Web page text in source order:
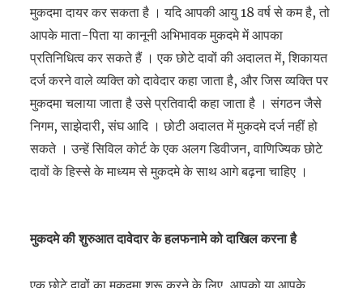
मुकदमा दायर कर सकता है । यदि आपकी आयु 18 वर्ष से कम है, तो
आपके माता-पिता या कानूनी अभिभावक मुकदमे में आपका
प्रतिनिधित्व कर सकते हैं । एक छोटे दावों की अदालत में, शिकायत
दर्ज करने वाले व्यक्ति को दावेदार कहा जाता है, और जिस व्यक्ति पर
मुकदमा चलाया जाता है उसे प्रतिवादी कहा जाता है । संगठन जैसे
निगम, साझेदारी, संघ आदि । छोटी अदालत में मुकदमे दर्ज नहीं हो
सकते । उन्हें सिविल कोर्ट के एक अलग डिवीजन, वाणिज्यिक छोटे
दावों के हिस्से के माध्यम से मुकदमे के साथ आगे बढ़ना चाहिए ।
मुकदमे की शुरुआत दावेदार के हलफनामे को दाखिल करना है
एक छोटे दावों का मुकदमा शुरू करने के लिए, आपको या आपके